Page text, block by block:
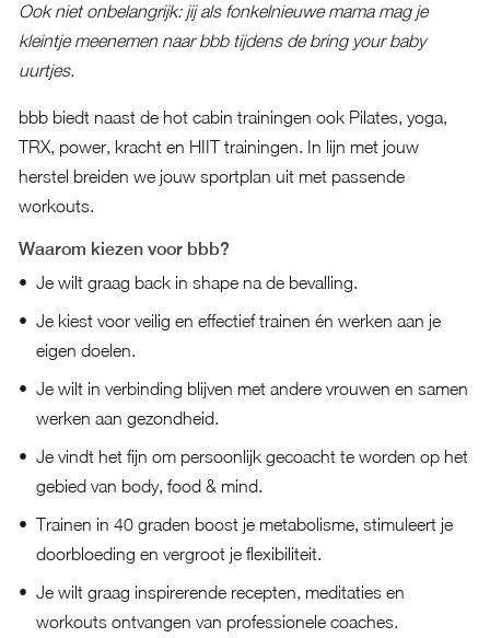
Ook niet onbelangrijk: jij als fonkelnieuwe mama mag je
kleintje meenemen naar bbb tijdens de bring your baby
uurtjes.
bbb biedt naast de hot cabin trainingen ook Pilates, yoga,
TRX, power, kracht en HIIT trainingen. In lijn met jouw
herstel breiden we jouw sportplan uit met passende
workouts.
Waarom kiezen voor bbb?
Je wilt graag back in shape na de bevalling.
Je kiest voor veilig en effectief trainen én werken aan je
eigen doelen.
Je wilt in verbinding blijven met andere vrouwen en samen
werken aan gezondheid.
Je vindt het fijn om persoonlijk gecoacht te worden op het
gebied van body, food & mind.
Trainen in 40 graden boost je metabolisme, stimuleert je
doorbloeding en vergroot je flexibiliteit.
Je wilt graag inspirerende recepten, meditaties en
workouts ontvangen van professionele coaches.